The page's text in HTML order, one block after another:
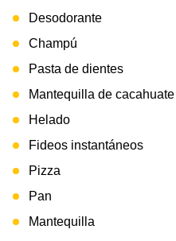
Desodorante
Champú
Pasta de dientes
Mantequilla de cacahuate
Helado
Fideos instantáneos
Pizza
Pan
Mantequilla